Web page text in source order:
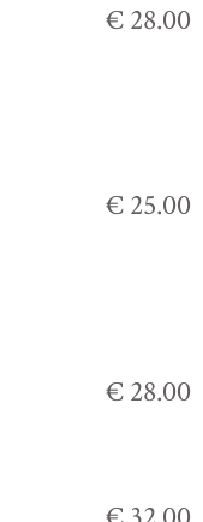
€ 28.00
€ 25.00
€ 28.00